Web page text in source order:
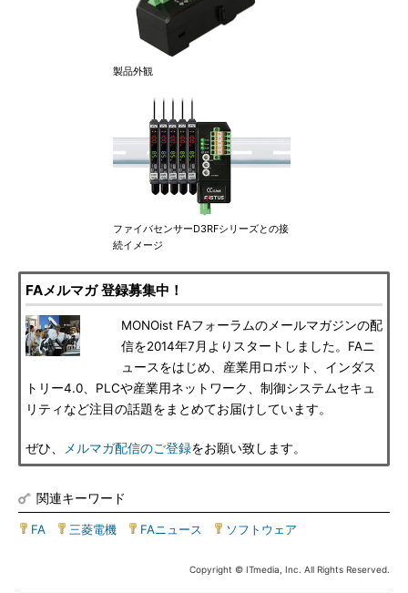
製品外観
ファイバセンサーD3RFシリーズとの接
続イメージ
FAメルマガ 登録募集中！
MONOist FAフォーラムのメールマガジンの配
信を2014年7月よりスタートしました。FAニ
ュースをはじめ、産業用ロボット、インダス
トリー4.0、PLCや産業用ネットワーク、制御システムセキュ
リティなど注目の話題をまとめてお届けしています。
ぜひ、 メルマガ配信のご登録をお願い致します。
関連キーワード
FA 三菱電機 FAニュース ソフトウェア
Copyright © ITmedia, Inc. All Rights Reserved.